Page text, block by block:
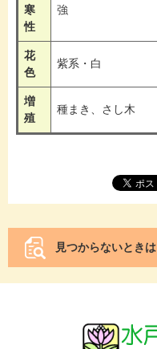
寒
性
強
花
色
紫系・白
増
殖
種まき、さし木
見つからないときは